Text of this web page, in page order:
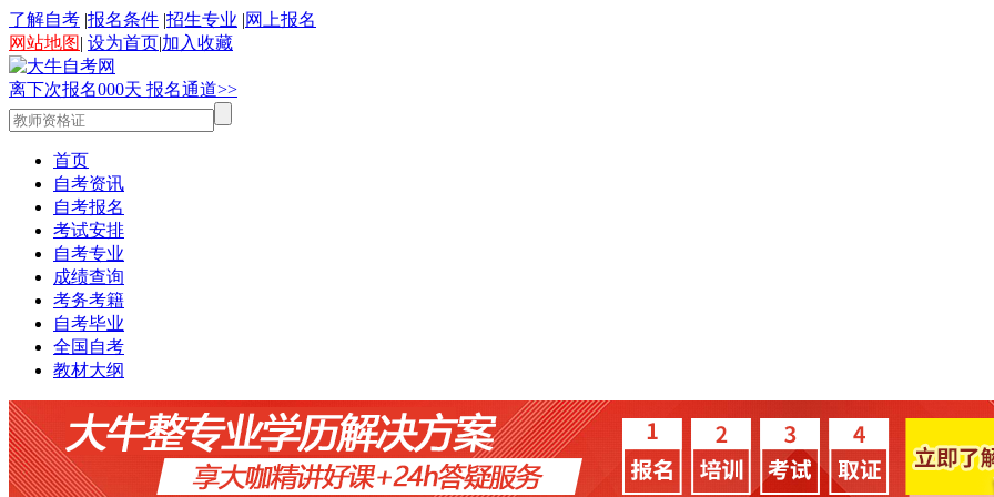
了解自考 |报名条件 |招生专业 |网上报名
网站地图| 设为首页|加入收藏
离下次报名000天 报名通道>>
首页
自考资讯
自考报名
考试安排
自考专业
成绩查询
考务考籍
自考毕业
全国自考
教材大纲